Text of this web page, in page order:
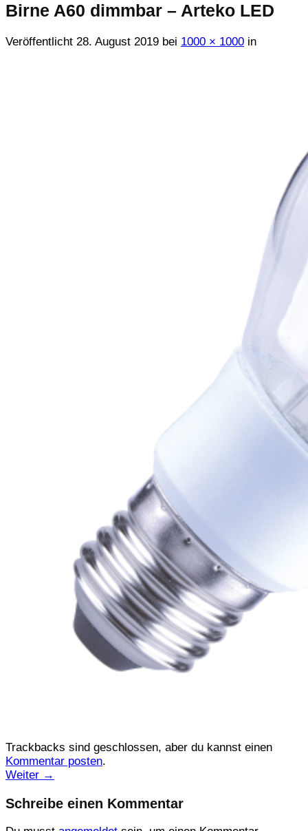
Birne A60 dimmbar – Arteko LED
Veröffentlicht 28. August 2019 bei 1000 × 1000 in
Trackbacks sind geschlossen, aber du kannst einen
Kommentar posten.
Weiter →
Schreibe einen Kommentar